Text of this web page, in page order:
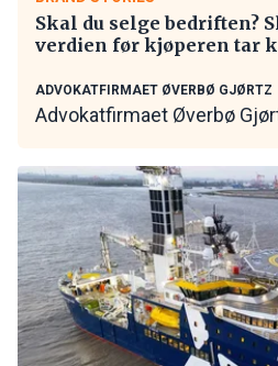
Skal du selge bedriften?
verdien før kjøperen tar
ADVOKATFIRMAET ØVERBØ GJØRTZ
Advokatfirmaet Øverbø